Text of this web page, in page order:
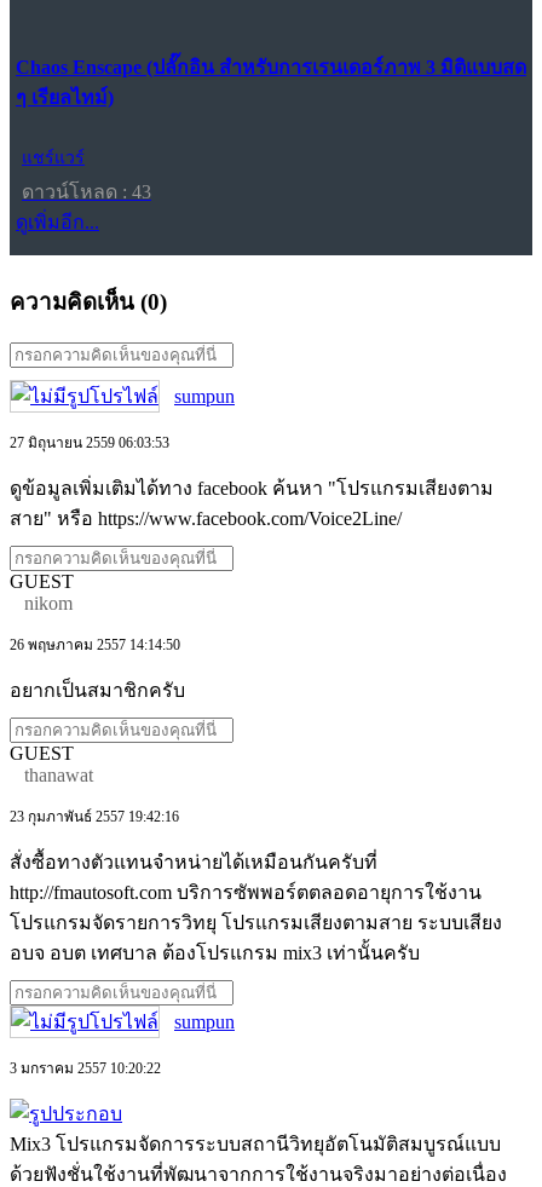
Chaos Enscape (ปลั๊กอิน สำหรับการเรนเดอร์ภาพ 3 มิติแบบสด
ๆ เรียลไทม์)
แชร์แวร์
ดาวน์โหลด : 43
ดูเพิ่มอีก...
ความคิดเห็น (0)
sumpun
27 มิถุนายน 2559 06:03:53
ดูข้อมูลเพิ่มเติมได้ทาง facebook ค้นหา "โปรแกรมเสียงตาม
สาย" หรือ https://www.facebook.com/Voice2Line/
GUEST
nikom
26 พฤษภาคม 2557 14:14:50
อยากเป็นสมาชิกครับ
GUEST
thanawat
23 กุมภาพันธ์ 2557 19:42:16
สั่งซื้อทางตัวแทนจำหน่ายได้เหมือนกันครับที่
http://fmautosoft.com บริการซัพพอร์ตตลอดอายุการใช้งาน
โปรแกรมจัดรายการวิทยุ โปรแกรมเสียงตามสาย ระบบเสียง
อบจ อบต เทศบาล ต้องโปรแกรม mix3 เท่านั้นครับ
sumpun
3 มกราคม 2557 10:20:22
Mix3 โปรแกรมจัดการระบบสถานีวิทยุอัตโนมัติสมบูรณ์แบบ
ด้วยฟังชั่นใช้งานที่พัฒนาจากการใช้งานจริงมาอย่างต่อเนื่อง